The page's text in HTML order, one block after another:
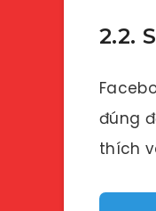
2.2.
đúng
thích